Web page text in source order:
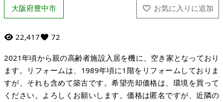
大阪府豊中市
22,417 72
2021年頃から親の高齢者施設入居を機に、空き家となっており
ます。リフォームは、1989年頃に1階をリフォームしておりま
すが、それも含めて築古です。希望売却価格は、環境を買って
ください。よろしくお願いします。価格は匿名ですが、近隣の